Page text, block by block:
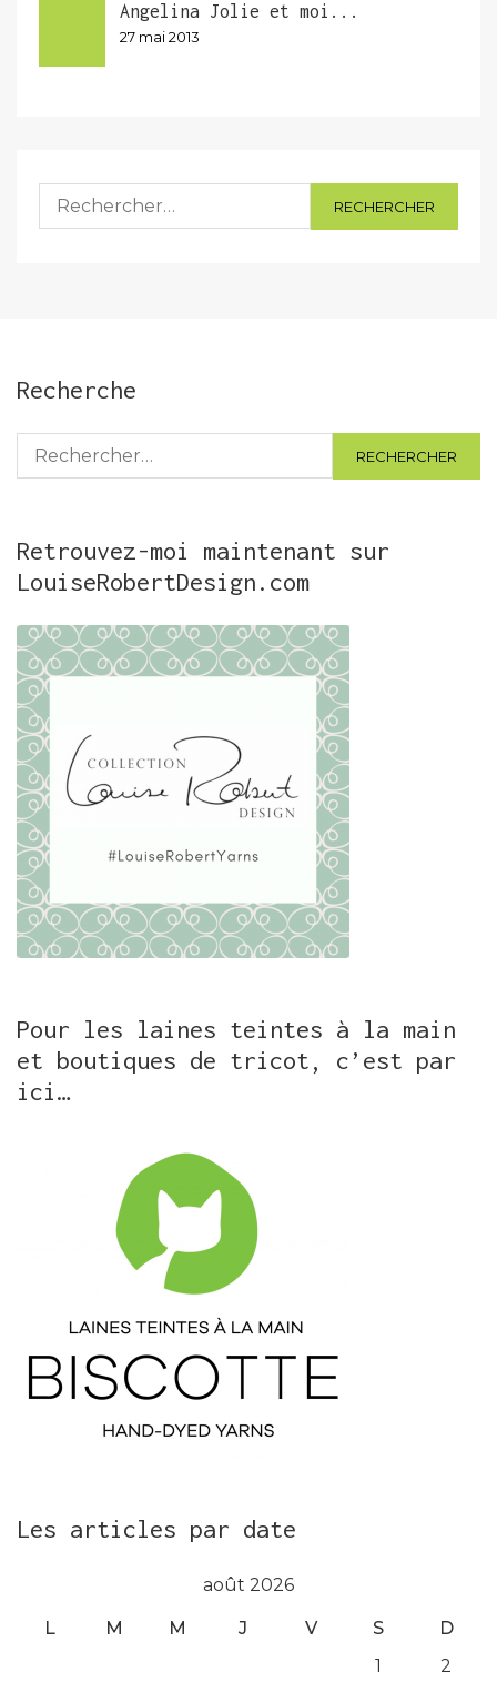
Angelina Jolie et moi...
27 mai 2013
Rechercher :
Recherche
Rechercher :
Retrouvez-moi maintenant sur
LouiseRobertDesign.com
Pour les laines teintes à la main
et boutiques de tricot, c’est par
ici…
Les articles par date
août 2026
L M M J V S
D
1
2